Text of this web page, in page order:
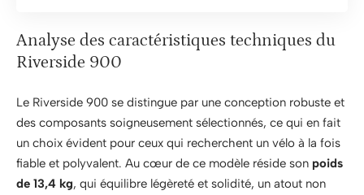
Analyse des caractéristiques techniques du
Riverside 900
Le Riverside 900 se distingue par une conception robuste et
des composants soigneusement sélectionnés, ce qui en fait
un choix évident pour ceux qui recherchent un vélo à la fois
fiable et polyvalent. Au cœur de ce modèle réside son poids
de 13,4 kg, qui équilibre légèreté et solidité, un atout non